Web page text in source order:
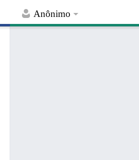
Anônimo